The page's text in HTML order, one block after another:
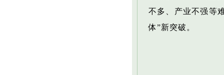
不多、产业不强等
体”新突破。